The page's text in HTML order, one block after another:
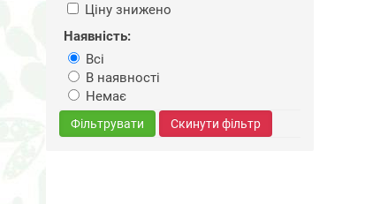
Ціну знижено
Наявність:
Всі
В наявності
Немає
Фільтрувати Скинути фільтр